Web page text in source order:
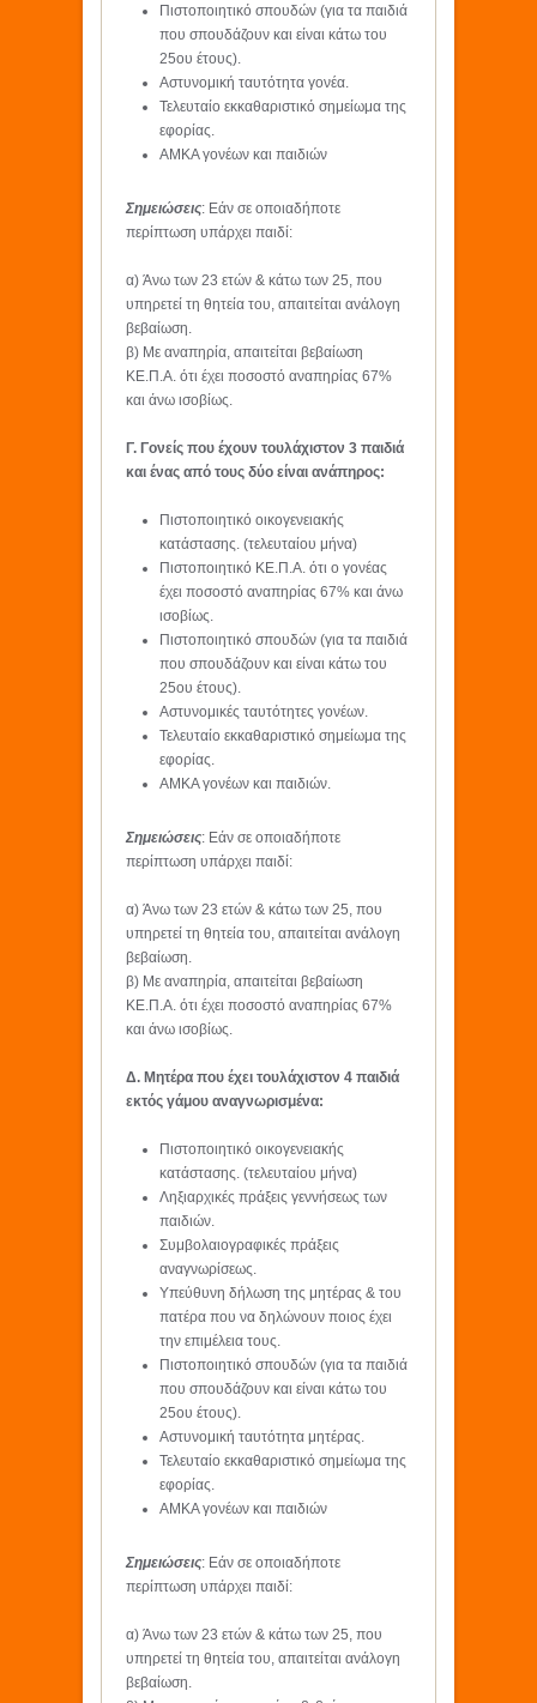
Πιστοποιητικό σπουδών (για τα παιδιά
που σπουδάζουν και είναι κάτω του
25ου έτους).
Αστυνομική ταυτότητα γονέα.
Τελευταίο εκκαθαριστικό σημείωμα της
εφορίας.
ΑΜΚΑ γονέων και παιδιών
Σημειώσεις: Εάν σε οποιαδήποτε
περίπτωση υπάρχει παιδί:
α) Άνω των 23 ετών & κάτω των 25, που
υπηρετεί τη θητεία του, απαιτείται ανάλογη
βεβαίωση.
β) Με αναπηρία, απαιτείται βεβαίωση
ΚΕ.Π.Α. ότι έχει ποσοστό αναπηρίας 67%
και άνω ισοβίως.
Γ. Γονείς που έχουν τουλάχιστον 3 παιδιά
και ένας από τους δύο είναι ανάπηρος:
Πιστοποιητικό οικογενειακής
κατάστασης. (τελευταίου μήνα)
Πιστοποιητικό ΚΕ.Π.Α. ότι ο γονέας
έχει ποσοστό αναπηρίας 67% και άνω
ισοβίως.
Πιστοποιητικό σπουδών (για τα παιδιά
που σπουδάζουν και είναι κάτω του
25ου έτους).
Αστυνομικές ταυτότητες γονέων.
Τελευταίο εκκαθαριστικό σημείωμα της
εφορίας.
ΑΜΚΑ γονέων και παιδιών.
Σημειώσεις: Εάν σε οποιαδήποτε
περίπτωση υπάρχει παιδί:
α) Άνω των 23 ετών & κάτω των 25, που
υπηρετεί τη θητεία του, απαιτείται ανάλογη
βεβαίωση.
β) Με αναπηρία, απαιτείται βεβαίωση
ΚΕ.Π.Α. ότι έχει ποσοστό αναπηρίας 67%
και άνω ισοβίως.
Δ. Μητέρα που έχει τουλάχιστον 4 παιδιά
εκτός γάμου αναγνωρισμένα:
Πιστοποιητικό οικογενειακής
κατάστασης. (τελευταίου μήνα)
Ληξιαρχικές πράξεις γεννήσεως των
παιδιών.
Συμβολαιογραφικές πράξεις
αναγνωρίσεως.
Υπεύθυνη δήλωση της μητέρας & του
πατέρα που να δηλώνουν ποιος έχει
την επιμέλεια τους.
Πιστοποιητικό σπουδών (για τα παιδιά
που σπουδάζουν και είναι κάτω του
25ου έτους).
Αστυνομική ταυτότητα μητέρας.
Τελευταίο εκκαθαριστικό σημείωμα της
εφορίας.
ΑΜΚΑ γονέων και παιδιών
Σημειώσεις: Εάν σε οποιαδήποτε
περίπτωση υπάρχει παιδί:
α) Άνω των 23 ετών & κάτω των 25, που
υπηρετεί τη θητεία του, απαιτείται ανάλογη
βεβαίωση.